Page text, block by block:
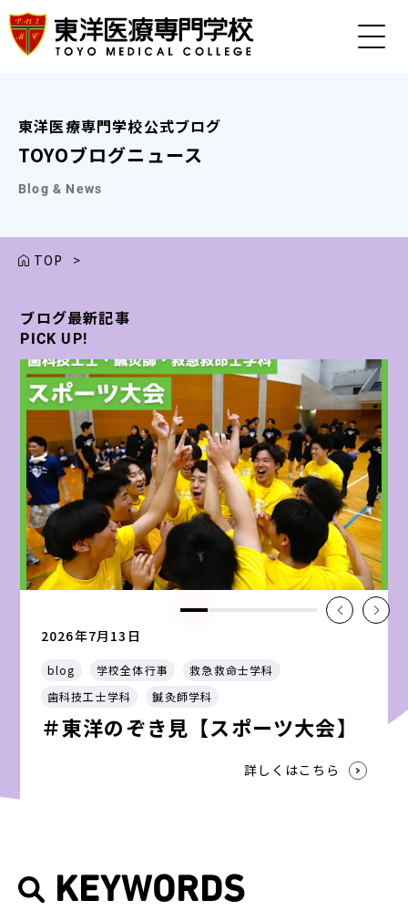
東洋医療専門学校公式ブログ
TOYOブログニュース
Blog & News
TOP >
ブログ最新記事
PICK UP!
2026年7月13日
blog 学校全体行事
救急救命士学科
歯科技工士学科
鍼灸師学科
＃東洋のぞき見【スポーツ大会】
詳しくはこちら
ブログ最新記事
PICK UP!
ブログ最新記事
PICK UP!
ブログ最新記事
PICK UP!
ブログ最新記事
PICK UP!
KEYWORDS